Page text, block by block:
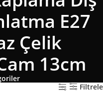
E27
Çelik
13cm
Filtrele